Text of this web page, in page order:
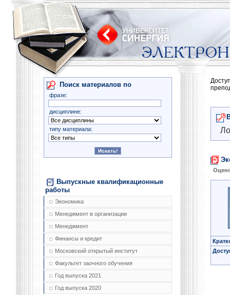
Поиск материалов по
фразе:
дисциплине:
типу материала:
Выпускные квалификационные
работы
Экономика
Менеджмент в организации
Менеджмент
Финансы и кредит
Московский открытый институт
Факультет заочного обучения
Год выпуска 2021
Год выпуска 2020